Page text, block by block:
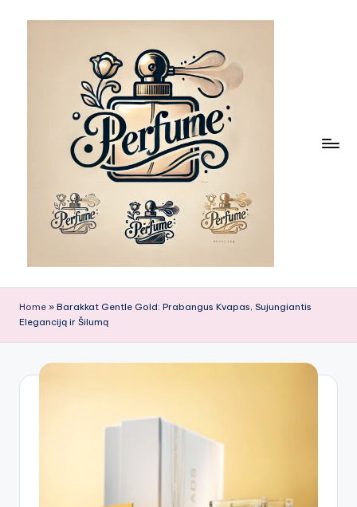
Home » Barakkat Gentle Gold: Prabangus Kvapas, Sujungiantis
Eleganciją ir Šilumą